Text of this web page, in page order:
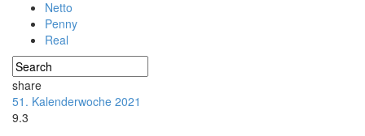
Netto
Penny
Real
share
51. Kalenderwoche 2021
9.3